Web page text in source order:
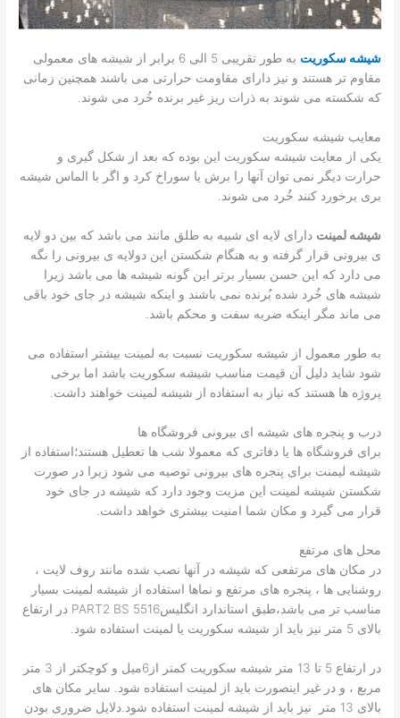
شیشه سکوریت
به طور تقریبی 5 الی 6 برابر از شیشه های معمولی
مقاوم تر هستند و نیز دارای مقاومت حرارتی می باشند همچنین زمانی
که شکسته می شوند به ذرات ریز غیر برنده خُرد می شوند.
معایب شیشه سکوریت
یکی از معایت شیشه سکوریت این بوده که بعد از شکل گیری و
حرارت دیگر نمی توان آنها را برش یا سوراخ کرد و اگر با الماس شیشه
بری برخورد کنند خُرد می شوند.
شیشه لمینت دارای لایه ای شبیه به طلق مانند می باشد که بین دو لایه
ی بیرونی قرار گرفته و به هنگام شکستن این دولایه ی بیرونی را نگه
می دارد که این حسن بسیار برتر این گونه شیشه ها می باشد زیرا
شیشه های خُرد شده بُرنده نمی باشند و اینکه شیشه در جای خود باقی
می ماند مگر اینکه ضربه سفت و محکم باشد.
به طور معمول از شیشه سکوریت نسبت به لمینت بیشتر استفاده می
شود شاید دلیل آن قیمت مناسب شیشه سکوریت باشد اما برخی
پروژه ها هستند که نیاز به استفاده از شیشه لمینت خواهند داشت.
درب و پنجره های شیشه ای بیرونی فروشگاه ها
برای فروشگاه ها یا دفاتری که معمولا شب ها تعطیل هستند؛استفاده از
شیشه لیمنت برای پنجره های بیرونی توصیه می شود زیرا در صورت
شکستن شیشه لمینت این مزیت وجود دارد که شیشه در جای خود
قرار می گیرد و مکان شما امنیت بیشتری خواهد داشت.
محل های مرتفع
در مکان های مرتفعی که شیشه در آنها نصب شده مانند روف لایت ،
روشنایی ها ، پنجره های مرتفع و نماها استفاده از شیشه لمینت بسیار
مناسب تر می باشد،طبق استاندارد انگلیسPART2 BS 5516 در ارتفاع
بالای 5 متر نیز باید از شیشه سکوریت یا لمینت استفاده شود.
در ارتفاع 5 تا 13 متر شیشه سکوریت کمتر از6میل و کوچکتر از 3 متر
مربع ، و در غیر اینصورت باید از لمینت استفاده شود. سایر مکان های
بالای 13 متر نیز باید از شیشه لمینت استفاده شود.دلایل ضروری بودن